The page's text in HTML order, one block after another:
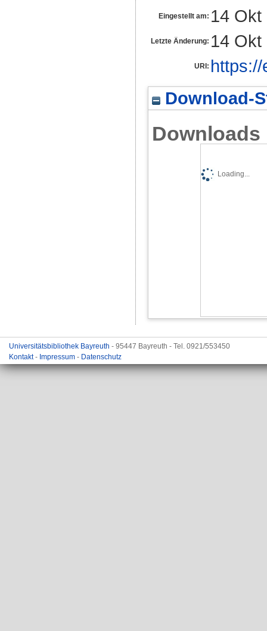
Eingestellt am: 14 Okt
Letzte Änderung: 14 Okt
URI:
Download-
Downloads
Loading...
Universitätsbibliothek Bayreuth - 95447 Bayreuth - Tel. 0921/553450
Kontakt- Impressum - Datenschutz